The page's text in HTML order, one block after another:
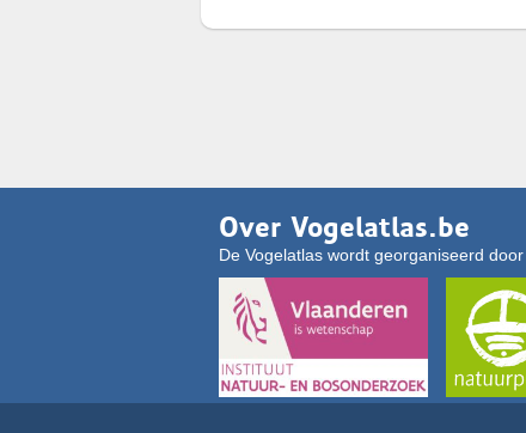
Over Vogelatlas.be
De Vogelatlas wordt georganiseerd